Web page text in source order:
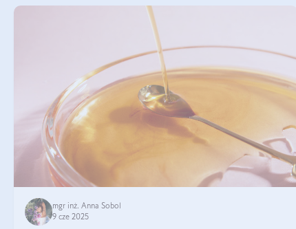
mgr inż. Anna Sobol
9 cze 2025